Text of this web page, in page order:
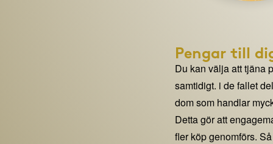
Pengar till
Du kan välja att tjäna
samtidigt. i de fallet
dom som handlar
Detta gör att
fler köp genomförs.